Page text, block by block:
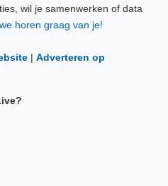
wil je samenwerken of data
we horen graag van je!
| Adverteren op